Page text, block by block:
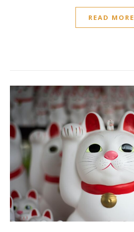
READ MORE